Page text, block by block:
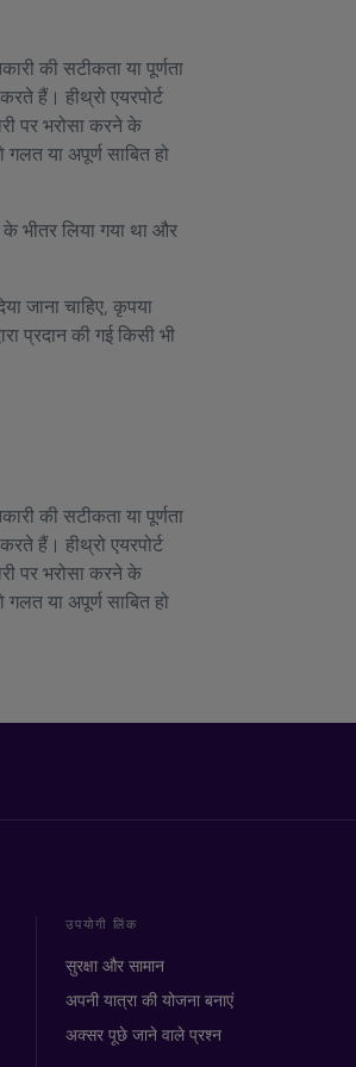
की सटीकता या पूर्णता
हैं। हीथ्रो एयरपोर्ट
पर भरोसा करने के
गलत या अपूर्ण साबित हो
के भीतर लिया गया था और
जाना चाहिए, कृपया
प्रदान की गई किसी भी
की सटीकता या पूर्णता
हैं। हीथ्रो एयरपोर्ट
पर भरोसा करने के
गलत या अपूर्ण साबित हो
उपयोगी लिंक
सुरक्षा और सामान
अपनी यात्रा की योजना बनाएं
अक्सर पूछे जाने वाले प्रश्न